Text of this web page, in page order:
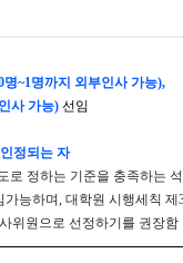
명~1명까지 외부인사 가능),
사 가능) 선임
정되는 자
로 정하는 기준을 충족하는
가능하며, 대학원 시행세칙 제
위원으로 선정하기를 권장함